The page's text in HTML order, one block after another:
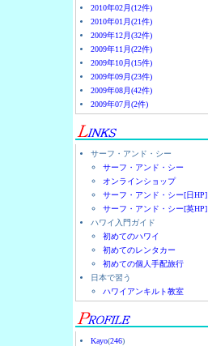
2010年02月(12件)
2010年01月(21件)
2009年12月(32件)
2009年11月(22件)
2009年10月(15件)
2009年09月(23件)
2009年08月(42件)
2009年07月(2件)
サーフ・アンド・シー
サーフ・アンド・シー
オンラインショップ
サーフ・アンド・シー[日HP]
サーフ・アンド・シー[英HP]
ハワイ入門ガイド
初めてのハワイ
初めてのレンタカー
初めての個人手配旅行
日本で習う
ハワイアンキルト教室
Kayo(246)